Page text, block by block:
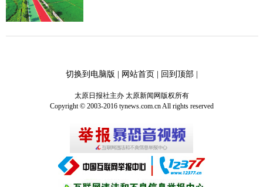
切换到电脑版 网站首页 回到顶部|
太原日报社主办 太原新闻网版权所有
Copyright © 2003-2016 tynews.com.cn All rights reserved